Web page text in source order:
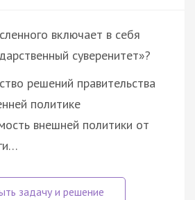
включает в себя
суверенитет»?
решений правительства
политике
внешней политики от